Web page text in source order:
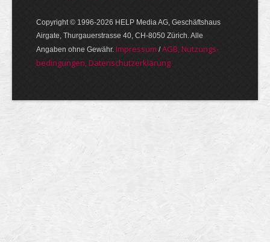
Copyright © 1996-2026 HELP Media AG, Geschäftshaus
Airgate, Thurgauer­strasse 40, CH-8050 Zürich. Alle
Angaben ohne Gewähr. Im­pres­sum /AGB, Nut­zungs­
bedin­gungen, Daten­schutz­er­klärung